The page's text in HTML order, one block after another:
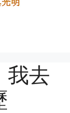
我去